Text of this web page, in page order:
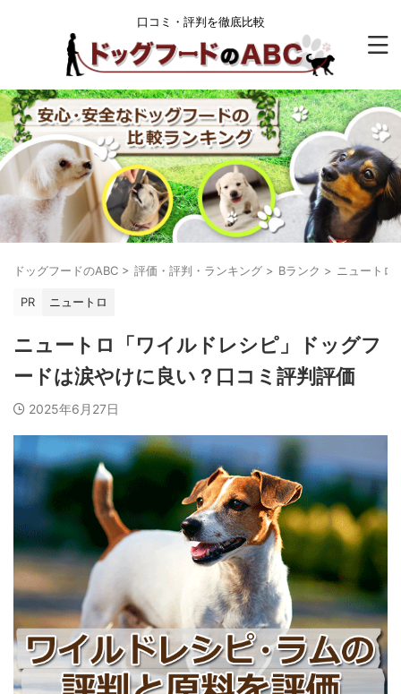
口コミ・評判を徹底比較
ドッグフードのABC > 評価・評判・ランキング > Bランク > ニュートロ
PR ニュートロ
ニュートロ「ワイルドレシピ」ドッグフ
ードは涙やけに良い？口コミ評判評価
2025年6月27日